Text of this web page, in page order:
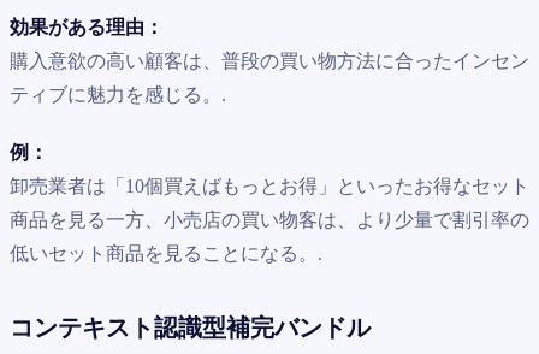
効果がある理由：
購入意欲の高い顧客は、普段の買い物方法に合ったインセン
ティブに魅力を感じる。.
例：
卸売業者は「10個買えばもっとお得」といったお得なセット
商品を見る一方、小売店の買い物客は、より少量で割引率の
低いセット商品を見ることになる。.
コンテキスト認識型補完バンドル